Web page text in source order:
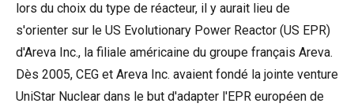
lors du choix du type de réacteur, il y aurait lieu de
s'orienter sur le US Evolutionary Power Reactor (US EPR)
d'Areva Inc., la filiale américaine du groupe français Areva.
Dès 2005, CEG et Areva Inc. avaient fondé la jointe venture
UniStar Nuclear dans le but d'adapter l'EPR européen de